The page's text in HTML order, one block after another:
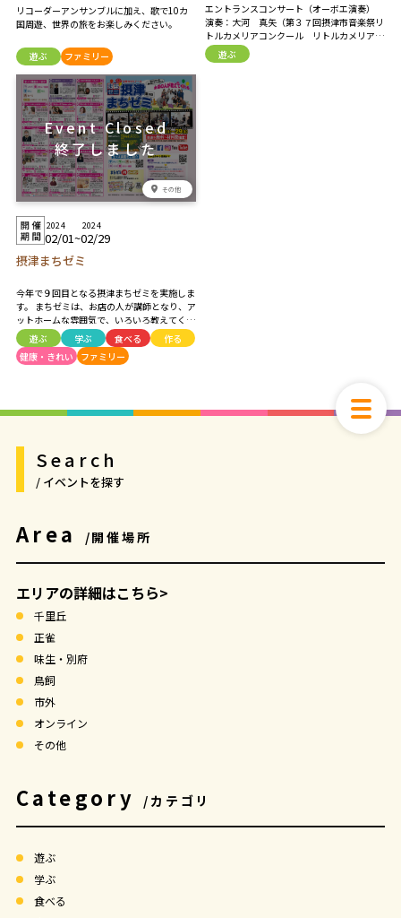
リコーダーアンサンブルに加え、歌で10カ
国周遊、世界の旅をお楽しみください。
遊ぶ ファミリー
エントランスコンサート（オーボエ演奏）
演奏：大河 真矢（第３７回摂津市音楽祭リ
トルカメリアコンクール リトルカメリア賞
受賞者） プログラム ・ガブリエルのオーボ
エ／E .モリコーネ ・リベルタンゴ／A .ピア
遊ぶ
その他
2024
02/01~
2024
02/29
摂津まちゼミ
今年で９回目となる摂津まちゼミを実施しま
す。 まちゼミは、お店の人が講師となり、ア
ットホームな雰囲気で、いろいろ教えてくれ
たり、体験できるイベントです。 参加費は無
料～材料費程度。 お店からの押し売りが無
いので、お気軽にご参加ください。
遊ぶ 学ぶ 食べる
作る
健康・きれい
ファミリー
Search
/ イベントを探す
Area /開催場所
エリアの詳細はこちら>
千里丘
正雀
味生・別府
鳥飼
市外
オンライン
その他
Category /カテゴリ
遊ぶ
学ぶ
食べる